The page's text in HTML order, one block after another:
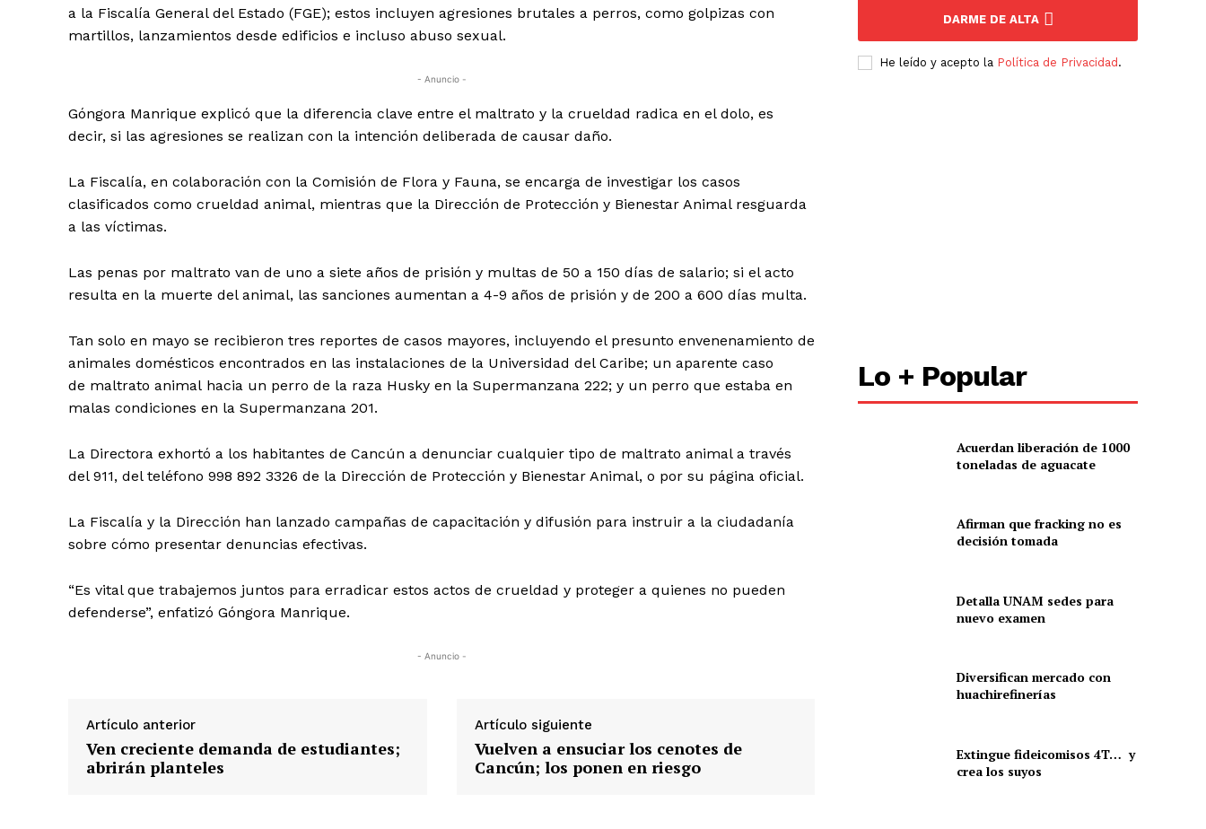
a la Fiscalía General del Estado (FGE); estos incluyen agresiones brutales a perros, como golpizas con
martillos, lanzamientos desde edificios e incluso abuso sexual.
- Anuncio -
Góngora Manrique explicó que la diferencia clave entre el maltrato y la crueldad radica en el dolo, es
decir, si las agresiones se realizan con la intención deliberada de causar daño.
La Fiscalía, en colaboración con la Comisión de Flora y Fauna, se encarga de investigar los casos
clasificados como crueldad animal, mientras que la Dirección de Protección y Bienestar Animal resguarda
a las víctimas.
Las penas por maltrato van de uno a siete años de prisión y multas de 50 a 150 días de salario; si el acto
resulta en la muerte del animal, las sanciones aumentan a 4-9 años de prisión y de 200 a 600 días multa.
Tan solo en mayo se recibieron tres reportes de casos mayores, incluyendo el presunto envenenamiento de
animales domésticos encontrados en las instalaciones de la Universidad del Caribe; un aparente caso
de maltrato animal hacia un perro de la raza Husky en la Supermanzana 222; y un perro que estaba en
malas condiciones en la Supermanzana 201.
La Directora exhortó a los habitantes de Cancún a denunciar cualquier tipo de maltrato animal a través
del 911, del teléfono 998 892 3326 de la Dirección de Protección y Bienestar Animal, o por su página oficial.
La Fiscalía y la Dirección han lanzado campañas de capacitación y difusión para instruir a la ciudadanía
sobre cómo presentar denuncias efectivas.
“Es vital que trabajemos juntos para erradicar estos actos de crueldad y proteger a quienes no pueden
defenderse”, enfatizó Góngora Manrique.
- Anuncio -
Artículo anterior
Ven creciente demanda de estudiantes;
abrirán planteles
Artículo siguiente
Vuelven a ensuciar los cenotes de
Cancún; los ponen en riesgo
DARME DE ALTA
He leído y acepto la Política de Privacidad .
Lo + Popular
Acuerdan liberación de 1000
toneladas de aguacate
Afirman que fracking no es
decisión tomada
Detalla UNAM sedes para
nuevo examen
Diversifican mercado con
huachirefinerías
Extingue fideicomisos 4T… y
crea los suyos